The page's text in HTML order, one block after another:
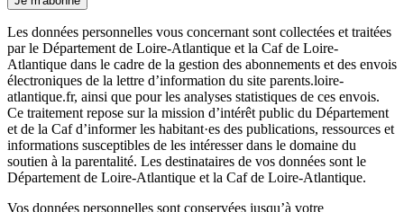
Les données personnelles vous concernant sont collectées et traitées
par le Département de Loire-Atlantique et la Caf de Loire-
Atlantique dans le cadre de la gestion des abonnements et des envois
électroniques de la lettre d’information du site parents.loire-
atlantique.fr, ainsi que pour les analyses statistiques de ces envois.
Ce traitement repose sur la mission d’intérêt public du Département
et de la Caf d’informer les habitant·es des publications, ressources et
informations susceptibles de les intéresser dans le domaine du
soutien à la parentalité. Les destinataires de vos données sont le
Département de Loire-Atlantique et la Caf de Loire-Atlantique.
Vos données personnelles sont conservées jusqu’à votre